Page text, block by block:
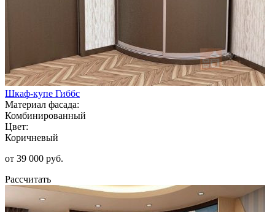
Шкаф-купе Гиббс
Материал фасада:
Комбинированный
Цвет:
Коричневый
от 39 000 руб.
Рассчитать